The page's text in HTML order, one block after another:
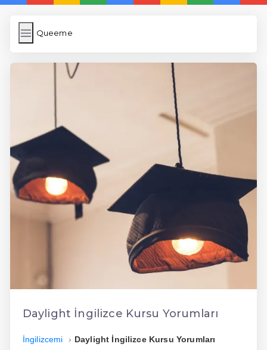
Queeme
Queeme
Anasayfa
5 Günde İngilizce
İngilizce
Dil Eğitimi
En Ucuz İngilizce
En Uygun İngilizce
Hızlı İngilizce
Daylight İngilizce Kursu Yorumları
İngilizcemi Daylight İngilizce Kursu Yorumları